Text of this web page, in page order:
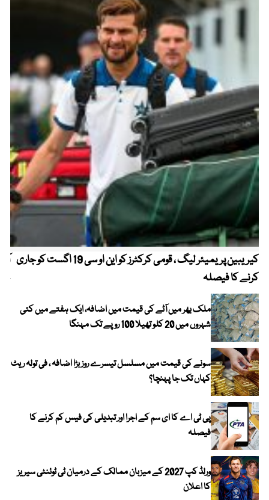
کیریبین پریمیئر لیگ ، قومی کرکٹرز کو این او سی 19 اگست کو جاری
کرنے کا فیصلہ
ملک بھر میں آٹے کی قیمت میں اضافہ، ایک ہفتے میں کئی
شہروں میں 20 کلو تھیلا 100 روپے تک مہنگا
سونے کی قیمت میں مسلسل تیسرے روز بڑا اضافہ ، فی تولہ ریٹ
کہاں تک جا پہنچا؟
پی ٹی اے کا ای سم کے اجرا اور تبدیلی کی فیس کم کرنے کا
فیصلہ
ورلڈ کپ 2027 کے میزبان ممالک کے درمیان ٹی ٹوئنٹی سیریز
کا اعلان